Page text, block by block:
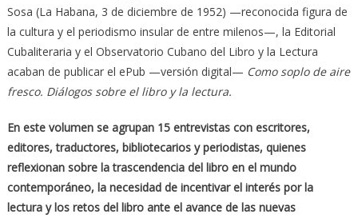
Sosa (La Habana, 3 de diciembre de 1952) —reconocida figura de
la cultura y el periodismo insular de entre milenos—, la Editorial
Cubaliteraria y el Observatorio Cubano del Libro y la Lectura
acaban de publicar el ePub —versión digital— Como soplo de aire
fresco. Diálogos sobre el libro y la lectura.
En este volumen se agrupan 15 entrevistas con escritores,
editores, traductores, bibliotecarios y periodistas, quienes
reflexionan sobre la trascendencia del libro en el mundo
contemporáneo, la necesidad de incentivar el interés por la
lectura y los retos del libro ante el avance de las nuevas